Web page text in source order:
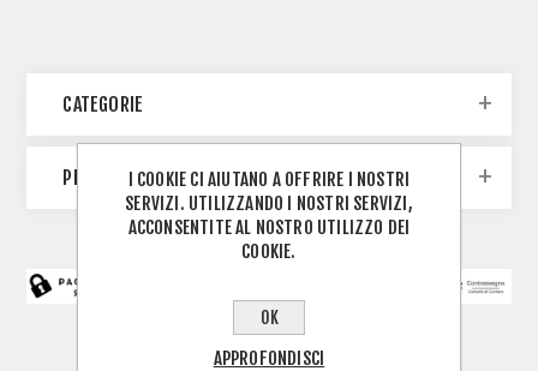
CATEGORIE
PRODUTTORII COOKIE CI AIUTANO A OFFRIRE I NOSTRI
SERVIZI. UTILIZZANDO I NOSTRI SERVIZI,
ACCONSENTITE AL NOSTRO UTILIZZO DEI
COOKIE.
OK
APPROFONDISCI